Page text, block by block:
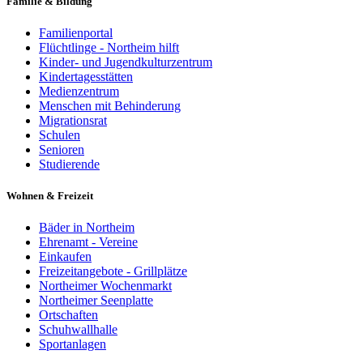
Familienportal
Flüchtlinge - Northeim hilft
Kinder- und Jugendkulturzentrum
Kindertagesstätten
Medienzentrum
Menschen mit Behinderung
Migrationsrat
Schulen
Senioren
Studierende
Wohnen & Freizeit
Bäder in Northeim
Ehrenamt - Vereine
Einkaufen
Freizeitangebote - Grillplätze
Northeimer Wochenmarkt
Northeimer Seenplatte
Ortschaften
Schuhwallhalle
Sportanlagen